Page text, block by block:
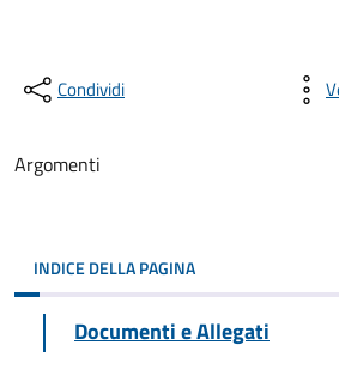
Condividi
Argomenti
INDICE DELLA PAGINA
Documenti e Allegati